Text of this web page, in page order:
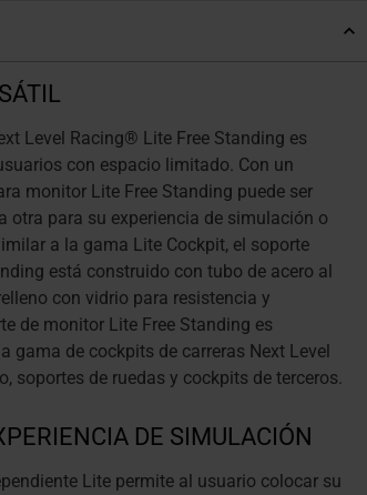
Level Racing® Lite Free Standing es
con espacio limitado. Con un
monitor Lite Free Standing puede ser
otra para su experiencia de simulación o
a la gama Lite Cockpit, el soporte
está construido con tubo de acero al
con vidrio para resistencia y
de monitor Lite Free Standing es
gama de cockpits de carreras Next Level
soportes de ruedas y cockpits de terceros.
DE SIMULACIÓN
Lite permite al usuario colocar su